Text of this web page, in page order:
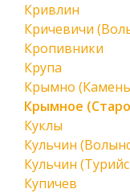
Кривлин
Кричевичи
Кропивники
Крупа
Крымно
Крымное
Куклы
Кульчин
Кульчин
Купичев